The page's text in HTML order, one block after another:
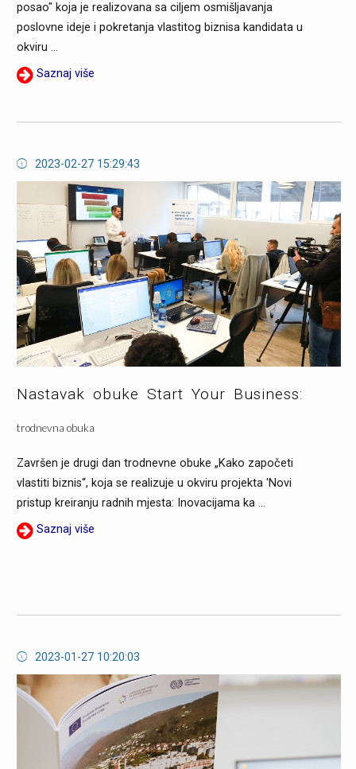
posao" koja je realizovana sa ciljem osmišljavanja
poslovne ideje i pokretanja vlastitog biznisa kandidata u
okviru ...
Saznaj više
2023-02-27 15:29:43
Nastavak obuke Start Your Business:
trodnevna obuka
Završen je drugi dan trodnevne obuke „Kako započeti
vlastiti biznis“, koja se realizuje u okviru projekta 'Novi
pristup kreiranju radnih mjesta: Inovacijama ka ...
Saznaj više
2023-01-27 10:20:03